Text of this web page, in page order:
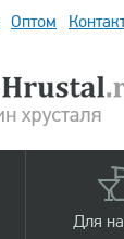
Оптом
Для